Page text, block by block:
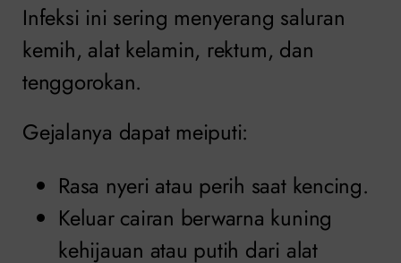
Infeksi ini sering menyerang saluran
kemih, alat kelamin, rektum, dan
tenggorokan.
Gejalanya dapat meiputi:
Rasa nyeri atau perih saat kencing.
Keluar cairan berwarna kuning
kehijauan atau putih dari alat